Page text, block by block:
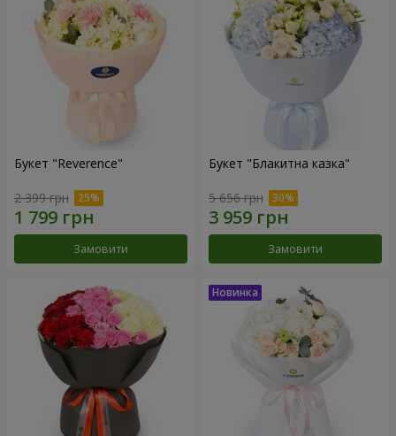
Букет "Reverence"
2 399 грн
Замовити
Букет "Блакитна казка"
5 656 грн
Замовити